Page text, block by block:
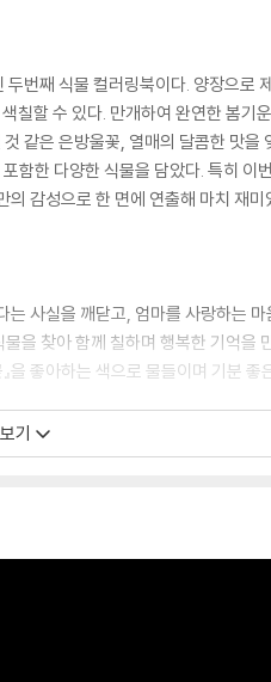
두번째 식물 컬러링북이다. 양장으
칠할 수 있다. 만개하여 완연한 봄기
같은 은방울꽃, 열매의 달콤한 맛을
한 다양한 식물을 담았다. 특히 이
감성으로 한 면에 연출해 마치 재
사실을 깨닫고, 엄마를 사랑하는
을 찾아 함께 칠하며 행복한 기억을
을 좋아하는 색으로 물들이며 기분
기